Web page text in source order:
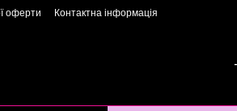
оферти
Контактна інформація